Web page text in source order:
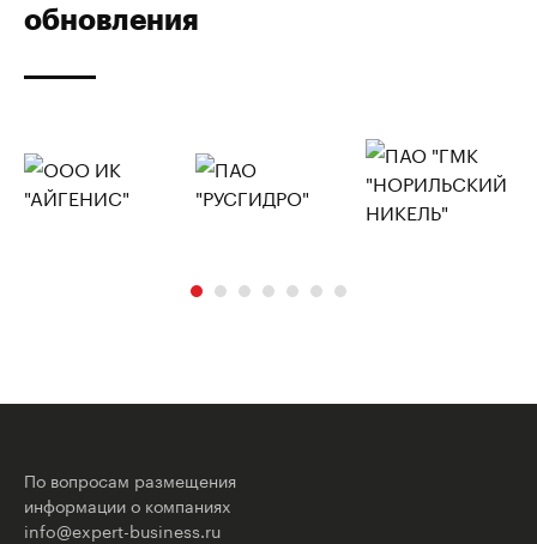
обновления
По вопросам размещения
информации о компаниях
info@expert-business.ru